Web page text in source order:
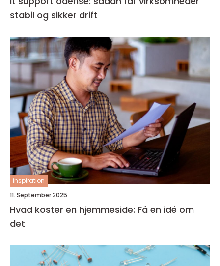
stabil og sikker drift
inspiration
11. September 2025
Hvad koster en hjemmeside: Få en idé om
det